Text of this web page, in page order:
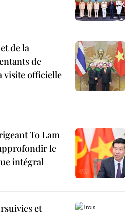
de la
de
visite officielle
To Lam
le
intégral
et